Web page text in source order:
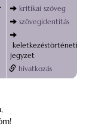
kritikai szöveg
szövegidentitás
keletkezéstörténeti
jegyzet
hivatkozás